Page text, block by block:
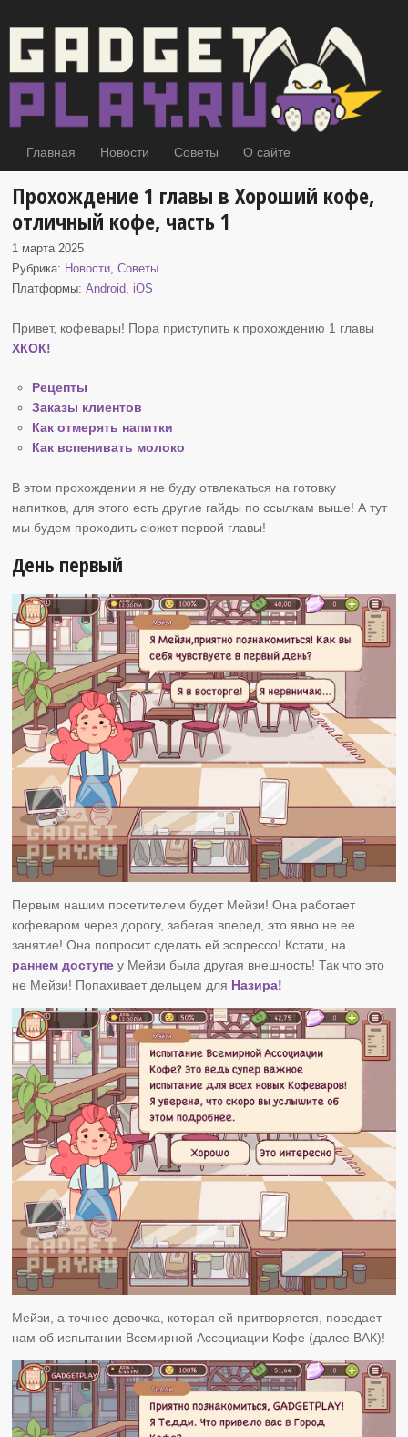
Главная Новости Советы О сайте
Прохождение 1 главы в Хороший кофе,
отличный кофе, часть 1
1 марта 2025
Рубрика: Новости,Советы
Платформы:Android, iOS
Привет, кофевары! Пора приступить к прохождению 1 главы
ХКОК!
Рецепты
Заказы клиентов
Как отмерять напитки
Как вспенивать молоко
В этом прохождении я не буду отвлекаться на готовку
напитков, для этого есть другие гайды по ссылкам выше! А тут
мы будем проходить сюжет первой главы!
День первый
Первым нашим посетителем будет Мейзи! Она работает
кофеваром через дорогу, забегая вперед, это явно не ее
занятие! Она попросит сделать ей эспрессо! Кстати, на
раннем доступе у Мейзи была другая внешность! Так что это
не Мейзи! Попахивает дельцем для Назира!
Мейзи, а точнее девочка, которая ей притворяется, поведает
нам об испытании Всемирной Ассоциации Кофе (далее ВАК)!